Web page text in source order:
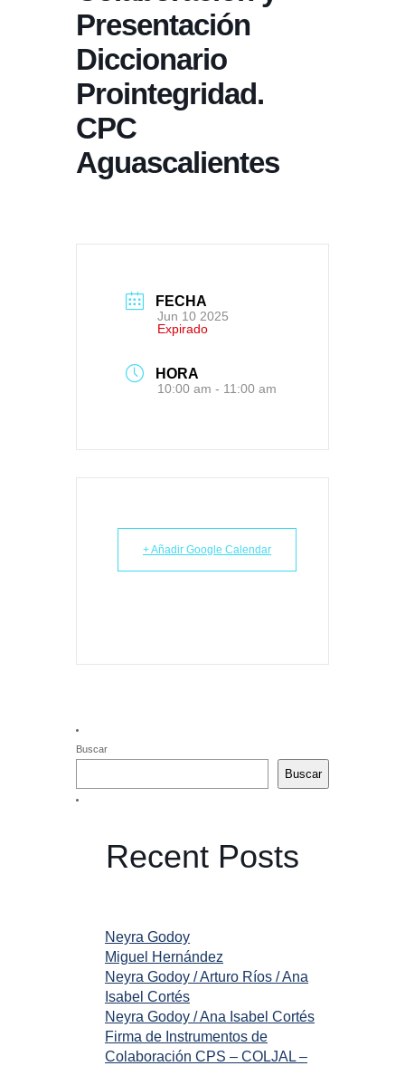
Presentación
Diccionario
Prointegridad.
CPC
Aguascalientes
FECHA
Jun 10 2025
Expirado
HORA
10:00 am - 11:00 am
+ Añadir Google Calendar
Buscar
Buscar
Recent Posts
Neyra Godoy
Miguel Hernández
Neyra Godoy / Arturo Ríos / Ana
Isabel Cortés
Neyra Godoy / Ana Isabel Cortés
Firma de Instrumentos de
Colaboración CPS – COLJAL –